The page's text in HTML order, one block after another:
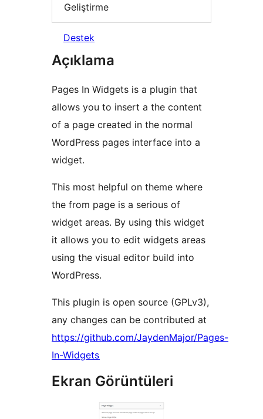
Geliştirme
Destek
Açıklama
Pages In Widgets is a plugin that
allows you to insert a the content
of a page created in the normal
WordPress pages interface into a
widget.
This most helpful on theme where
the from page is a serious of
widget areas. By using this widget
it allows you to edit widgets areas
using the visual editor build into
WordPress.
This plugin is open source (GPLv3),
any changes can be contributed at
https://github.com/JaydenMajor/Pages-
In-Widgets
Ekran Görüntüleri